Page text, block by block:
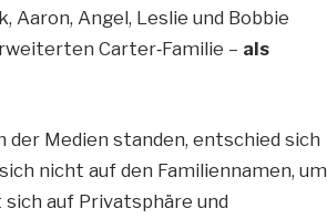
Aaron, Angel, Leslie und Bobbie
Carter‑Familie – als
Medien standen, entschied sich
nicht auf den Familiennamen, um
auf Privatsphäre und